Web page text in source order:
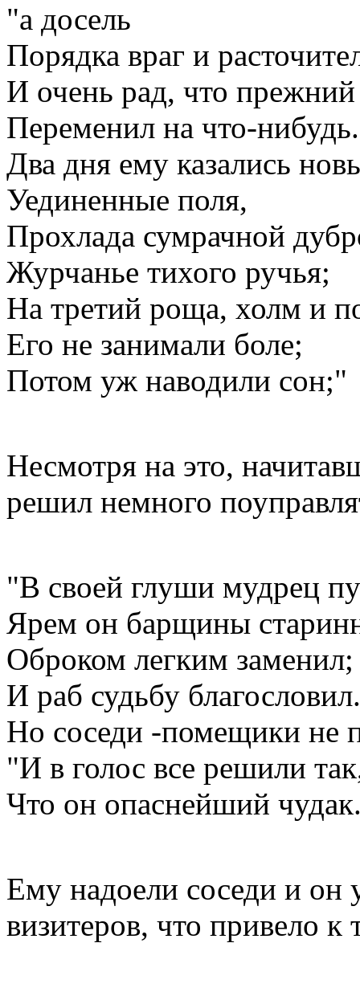
"а досель
Порядка враг и
И очень рад, что
Переменил на что-нибудь.
Два дня ему казались
Уединенные поля,
Прохлада сумрачной
Журчанье тихого ручья;
На третий роща, холм и
Его не занимали боле;
Потом уж наводили сон;"
Несмотря на это,
решил немного
"В своей глуши мудрец
Ярем он барщины
Оброком легким заменил;
И раб судьбу
Но соседи -помещики не
"И в голос все решили
Что он опаснейший
Ему надоели соседи и он
визитеров, что привело к